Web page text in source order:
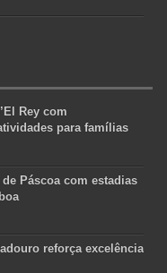
Rey com
para famílias
Páscoa com estadias
reforça excelência